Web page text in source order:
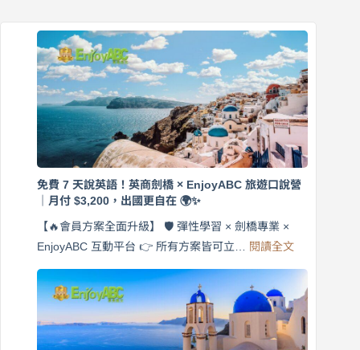
免費 7 天說英語！英商劍橋 × EnjoyABC 旅遊口說營
｜月付 $3,200，出國更自在 🌍✨
【🔥會員方案全面升級】 🛡️ 彈性學習 × 劍橋專業 ×
EnjoyABC 互動平台 👉 所有方案皆可立… 閱讀全文:
費
天
說
英